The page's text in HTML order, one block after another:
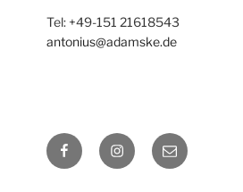
Tel: +49-151 21618543
antonius@adamske.de
FacebookInstagram
E-
Mail